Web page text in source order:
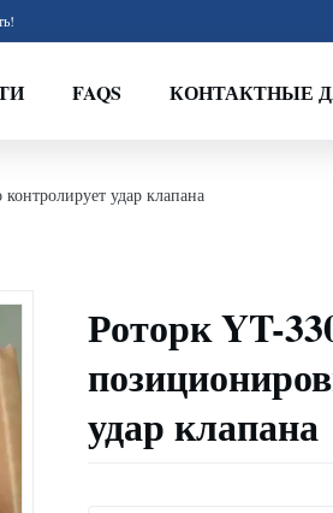
FAQS КОНТАКТНЫЕ
удар клапана
Роторк YT-
удар клапана